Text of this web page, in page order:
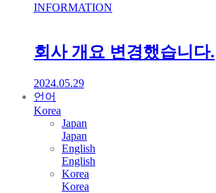
INFORMATION
회사 개요 변경했습니다.
2024.05.29
언어
Korea
Japan
Japan
English
English
Korea
Korea